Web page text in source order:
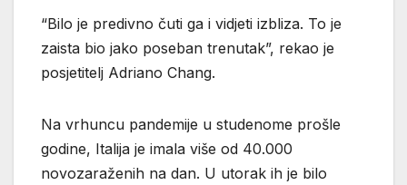
“Bilo je predivno čuti ga i vidjeti izbliza. To je
zaista bio jako poseban trenutak”, rekao je
posjetitelj Adriano Chang.
Na vrhuncu pandemije u studenome prošle
godine, Italija je imala više od 40.000
novozaraženih na dan. U utorak ih je bilo